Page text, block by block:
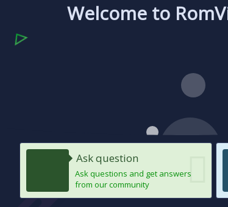
Welcome to
Ask question
Ask questions and get answers
from our community